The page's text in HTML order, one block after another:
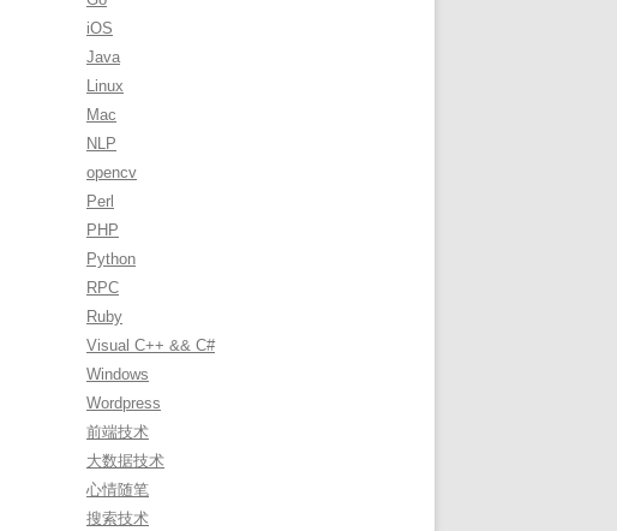
r
:
iOS
Java
Linux
Mac
NLP
opencv
Perl
PHP
Python
RPC
Ruby
Visual C++ && C#
Windows
Wordpress
前端技术
大数据技术
心情随笔
搜索技术